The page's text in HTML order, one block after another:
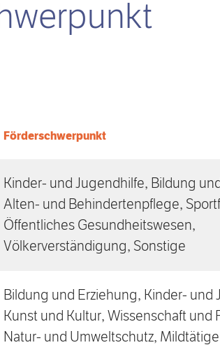
Förderschwerpunkt
Kinder- und Jugendhilfe, Bildung
Alten- und Behindertenpflege,
Öffentliches Gesundheitswesen,
Völkerverständigung, Sonstige
Bildung und Erziehung, Kinder- und
Kunst und Kultur, Wissenschaft und
Natur- und Umweltschutz,